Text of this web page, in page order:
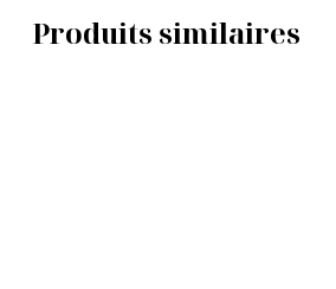
Produits similaires